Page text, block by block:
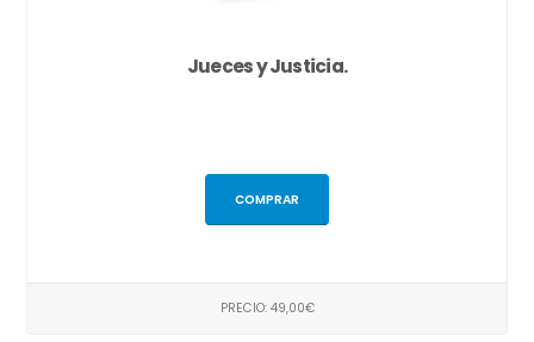
Jueces y Justicia.
COMPRAR
PRECIO: 49,00€